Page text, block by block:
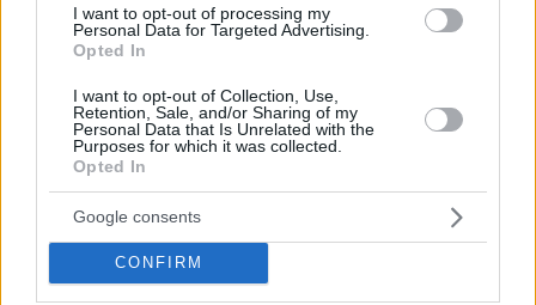
I want to opt-out of processing my
Personal Data for Targeted Advertising.
Opted In
I want to opt-out of Collection, Use,
Retention, Sale, and/or Sharing of my
Personal Data that Is Unrelated with the
Purposes for which it was collected.
Opted In
Google consents
CONFIRM